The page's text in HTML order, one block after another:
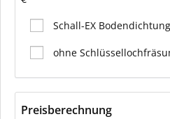
Schall-EX
ohne
Preisberechnung